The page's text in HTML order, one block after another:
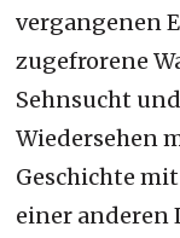
vergangenen
zugefrorene
Sehnsucht
Wiedersehen
Geschichte
einer anderen